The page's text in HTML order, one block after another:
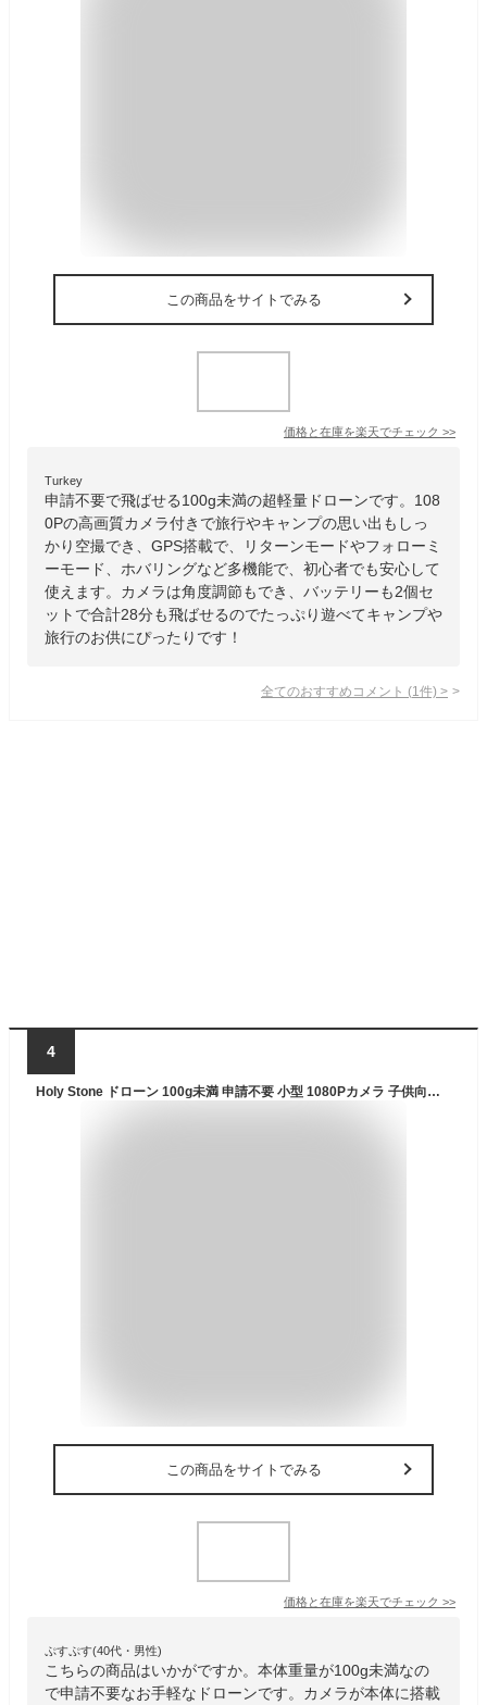
この商品をサイトでみる
価格と在庫を楽天でチェック >>
Turkey
申請不要で飛ばせる100g未満の超軽量ドローンです。108
0Pの高画質カメラ付きで旅行やキャンプの思い出もしっ
かり空撮でき、GPS搭載で、リターンモードやフォローミ
ーモード、ホバリングなど多機能で、初心者でも安心して
使えます。カメラは角度調節もでき、バッテリーも2個セ
ットで合計28分も飛ばせるのでたっぷり遊べてキャンプや
旅行のお供にぴったりです！
全てのおすすめコメント (1 件) >
4
Holy Stone ドローン 100g未満 申請不要 小型 1080Pカメラ 子供向け バッテリー3個 33分飛行時間 折り畳み 室内 高速旋回モード サークルモード 高度維持 2.4GHz モード1/2自由転換可 誕生日プレゼント 国内認証済み HS130
この商品をサイトでみる
価格と在庫を楽天でチェック >>
ぷすぷす(40代・男性)
こちらの商品はいかがですか。本体重量が100g未満なの
で申請不要なお手軽なドローンです。カメラが本体に搭載